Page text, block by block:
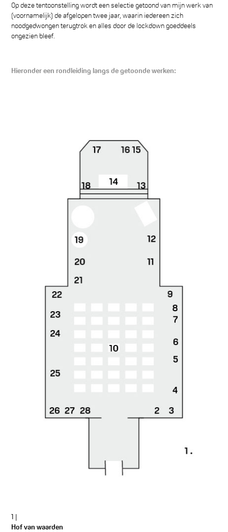
Op deze tentoonstelling wordt een selectie getoond van mijn werk van
(voornamelijk) de afgelopen twee jaar, waarin iedereen zich
noodgedwongen terugtrok en alles door de lockdown goeddeels
ongezien bleef.
Hieronder een rondleiding langs de getoonde werken:
1 |
Hof van waarden